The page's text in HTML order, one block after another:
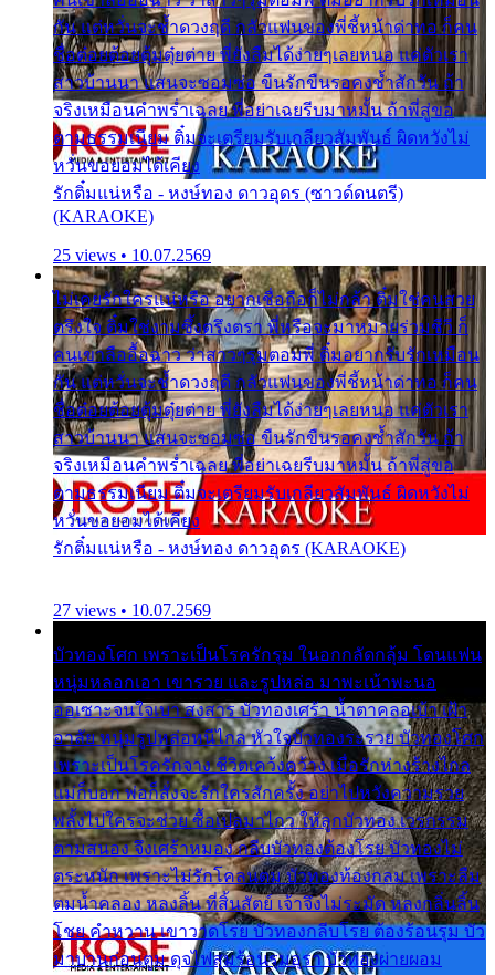
กัน แต่หวั่นจะช้ำดวงฤดี กลัวแฟนของพี่ชี้หน้าด่าทอ ก็คน
ชื่อต๋อยต้อยตุ้มตุ๋ยต่าย พี่ยังลืมได้ง่ายๆเลยหนอ แค่ตัวเรา
สาวบ้านนา แสนจะซอมซ่อ ขืนรักขืนรอคงช้ำสักวัน ถ้า
จริงเหมือนคำพร่ำเฉลย พี่อย่าเฉยรีบมาหมั้น ถ้าพี่สู่ขอ
ตามธรรมเนียม ติ๋มจะเตรียมรับเกลียวสัมพันธ์ ผิดหวังไม่
หวั่นขอยอมได้เคียง
รักติ๋มแน่หรือ - หงษ์ทอง ดาวอุดร (ซาวด์ดนตรี)
(KARAOKE)
25 views • 10.07.2569
ไม่เคยรักใครแน่หรือ อยากเชื่อถือก็ไม่กล้า ติ๋มใช่คนสวย
ตรึงใจ ติ๋มใช่งามซึ้งตรึงตรา พี่หรือจะมาหมายร่วมชีวี ก็
คนเขาลืออื้อฉาว ว่าสาวๆรุมตอมพี่ ติ๋มอยากรับรักเหมือน
กัน แต่หวั่นจะช้ำดวงฤดี กลัวแฟนของพี่ชี้หน้าด่าทอ ก็คน
ชื่อต๋อยต้อยตุ้มตุ๋ยต่าย พี่ยังลืมได้ง่ายๆเลยหนอ แค่ตัวเรา
สาวบ้านนา แสนจะซอมซ่อ ขืนรักขืนรอคงช้ำสักวัน ถ้า
จริงเหมือนคำพร่ำเฉลย พี่อย่าเฉยรีบมาหมั้น ถ้าพี่สู่ขอ
ตามธรรมเนียม ติ๋มจะเตรียมรับเกลียวสัมพันธ์ ผิดหวังไม่
หวั่นขอยอมได้เคียง
รักติ๋มแน่หรือ - หงษ์ทอง ดาวอุดร (KARAOKE)
27 views • 10.07.2569
บัวทองโศก เพราะเป็นโรครักรุม ในอกกลัดกลุ้ม โดนแฟน
หนุ่มหลอกเอา เขารวย และรูปหล่อ มาพะเน้าพะนอ
ออเซาะจนใจเบา สงสาร บัวทองเศร้า น้ำตาคลอเบ้า เฝ้า
อาลัย หนุ่มรูปหล่อหนีไกล หัวใจบัวทองระรวย บัวทองโศก
เพราะเป็นโรครักจาง ชีวิตเคว้งคว้าง เมื่อรักห่างร้างไกล
แม่ก็บอก พ่อก็สั่งจะรักใครสักครั้ง อย่าไปหวังความรวย
พลั้งไปใครจะช่วย ซื้อเปลมาไกว ให้ลูกบัวทอง เวรกรรม
ตามสนอง จึงเศร้าหมอง กลีบบัวทองต้องโรย บัวทองไม่
ตระหนัก เพราะไม่รักโคลนตม บัวทองท้องกลม เพราะลืม
ตมน้ำคลอง หลงลิ้น ที่สิ้นสัตย์ เจ้าจึงไม่ระมัด หลงกลิ่นลิ้น
โชย คำหวาน เขาวาดโรย บัวทองกลีบโรย ต้องร้อนรุม บัว
มาบานก่อนตูม ดุจไฟสุมร้อนรุมอุรา บัวทองผ่ายผอม